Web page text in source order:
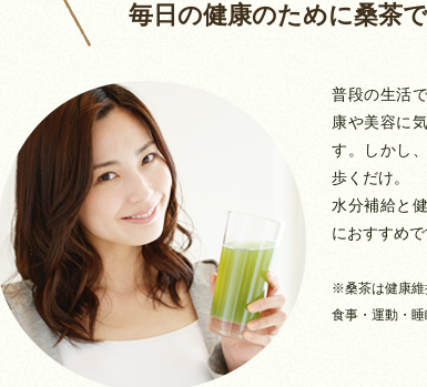
毎日の健康のために桑茶
普段の生活
康や美容に
す。しかし
歩くだけ。
水分補給と
におすすめで
※桑茶は健康維
食事・運動・睡